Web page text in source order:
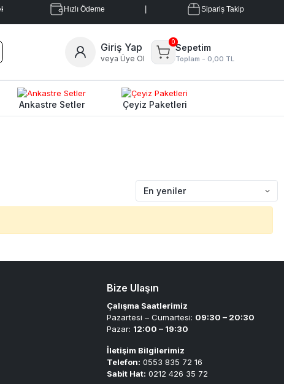
Hızlı Ödeme Sipariş Takip
Giriş Yap
veya Üye Ol
0
Sepetim
Toplam - 0,00 TL
Ankastre Setler Çeyiz Paketleri
Bize Ulaşın
Çalışma Saatlerimiz
Pazartesi – Cumartesi: 09:30 – 20:30
Pazar: 12:00 – 19:30
İletişim Bilgilerimiz
Telefon: 0553 835 72 16
Sabit Hat: 0212 426 35 72